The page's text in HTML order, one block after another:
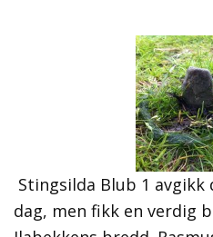
Stingsilda Blub 1 avgikk
dag, men fikk en verdig